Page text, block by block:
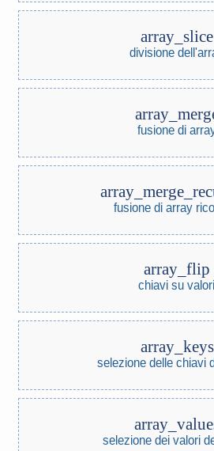
array_slice
divisione
fusione di
fusione di array
array_flip
chiavi su valori
array_keys
selezione delle chiavi
selezione dei valori